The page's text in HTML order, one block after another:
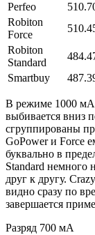
Perfeo
Robiton
Force
Robiton
Standard
Smartbuy
В режиме 1000 мА
выбивается вниз
сгруппированы
GoPower и Force
буквально в
Standard немного
друг к другу.
видно сразу по
завершается
Разряд 700 мА